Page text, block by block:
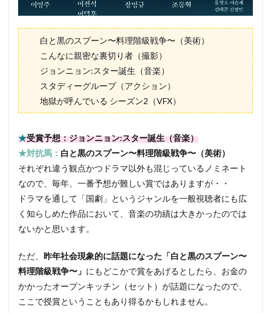
白と黒のスプーン〜料理階級戦争〜（美術）
こんなに親密な裏切り者（撮影）
ジョンニョン:スター誕生（音楽）
スタディーグループ（アクション）
地獄が呼んでいる シーズン2（VFX）
★受賞予想：ジョンニョン:スター誕生（音楽）
★対抗馬： 白と黒のスプーン〜料理階級戦争〜（美術）
それぞれ違う観点かつドラマ以外も混じっているノミネート
なので、毎年、一番予想が難しい賞ではありますが・・
ドラマを通して「国劇」というジャンルを一般視聴者にも広
く知らしめた作品において、音楽の功績は大きかったのでは
ないかと思います。
ただ、 昨年社会現象的に話題になった「白と黒のスプーン〜
料理階級戦争〜」 にもどこかで賞をあげるとしたら、お金の
かかったオープンキッチン（セット）が話題になったので、
ここで授賞ということもあり得るかもしれません。